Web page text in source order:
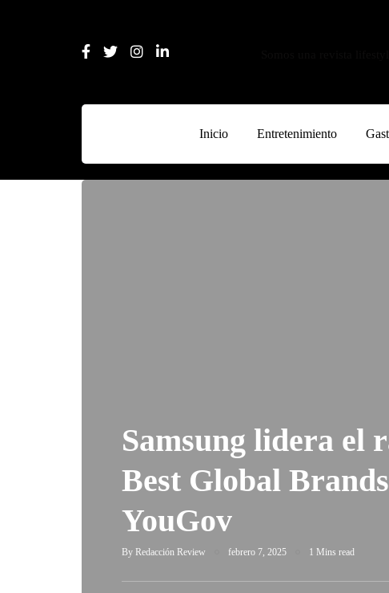
Inicio Entretenimiento
Samsung lidera el
Best Global
YouGov
By Redacción Review febrero 7, 2025 1 Mins read